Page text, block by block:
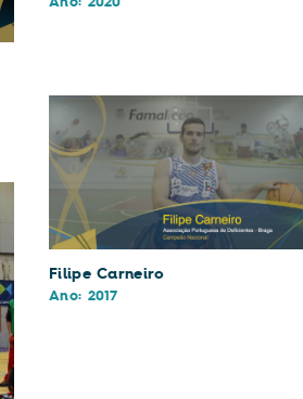
Filipe Carneiro
Ano: 2017